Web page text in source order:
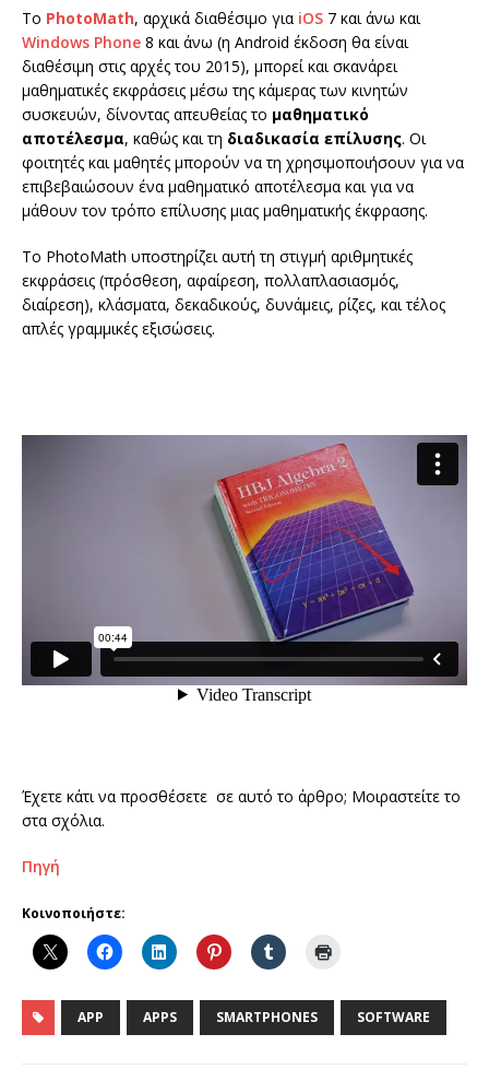
Το PhotoMath, αρχικά διαθέσιμο για iOS 7 και άνω και
Windows Phone 8 και άνω (η Android έκδοση θα είναι
διαθέσιμη στις αρχές του 2015), μπορεί και σκανάρει
μαθηματικές εκφράσεις μέσω της κάμερας των κινητών
συσκευών, δίνοντας απευθείας το μαθηματικό
αποτέλεσμα, καθώς και τη διαδικασία επίλυσης. Οι
φοιτητές και μαθητές μπορούν να τη χρησιμοποιήσουν για να
επιβεβαιώσουν ένα μαθηματικό αποτέλεσμα και για να
μάθουν τον τρόπο επίλυσης μιας μαθηματικής έκφρασης.
To PhotoMath υποστηρίζει αυτή τη στιγμή αριθμητικές
εκφράσεις (πρόσθεση, αφαίρεση, πολλαπλασιασμός,
διαίρεση), κλάσματα, δεκαδικούς, δυνάμεις, ρίζες, και τέλος
απλές γραμμικές εξισώσεις.
Έχετε κάτι να προσθέσετε σε αυτό το άρθρο; Μοιραστείτε το
στα σχόλια.
Πηγή
Κοινοποιήστε:
APP APPS SMARTPHONES SOFTWARE